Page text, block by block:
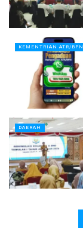
KEMENTRIAN ATR/BPN
DAERAH